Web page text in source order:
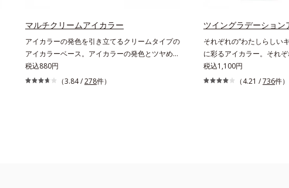
マルチクリームアイカラー
アイカラーの発色を引き立てるクリームタイプの
アイカラーベース。アイカラーの発色とツヤめき
を最大限に引き立てる、クリームタイプのアイカ
ラーベースです。アイカラーのベースに仕込め
税込880円
（3.84 /278件）
ツイングラデーション
それぞれの“わたしらしい
に彩るアイカラー。それ
う！”を叶える、絶妙な2色
カラーです。自由に使い回
税込1,100円
（4.21 /736件）